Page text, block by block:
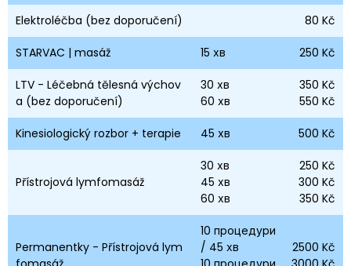
Elektroléčba (bez doporučení) 80 Kč
STARVAC | masáž 15 хв 250 Kč
LTV - Léčebná tělesná výchov
a (bez doporučení)
30 хв
60 хв
350 Kč
550 Kč
Kinesiologický rozbor + terapie 45 хв 500 Kč
Přístrojová lymfomasáž
30 хв
45 хв
60 хв
250 Kč
300 Kč
350 Kč
Permanentky - Přístrojová lym
10 процедури
/ 45 хв
2500 Kč